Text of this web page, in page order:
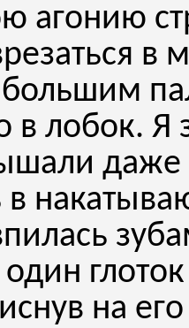
агонию
в лобок. Я
в
на